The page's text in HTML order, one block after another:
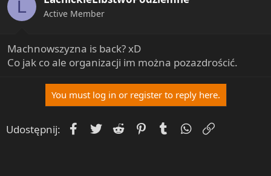
s
L Active Member
Machnowszyzna is back? xD
Co jak co ale organizacji im można pozazdrościć.
You must log in or register to reply here.
Udostępnij: Facebook
Twitter Reddit PinterestTumblrWhatsApp